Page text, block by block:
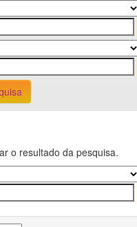
o resultado da pesquisa.